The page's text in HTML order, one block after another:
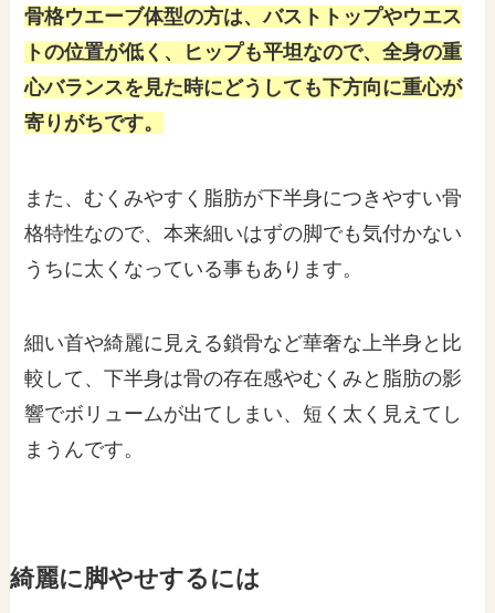
骨格ウエーブ体型の方は、バストトップやウエス
トの位置が低く、ヒップも平坦なので、全身の重
心バランスを見た時にどうしても下方向に重心が
寄りがちです。
また、むくみやすく脂肪が下半身につきやすい骨
格特性なので、本来細いはずの脚でも気付かない
うちに太くなっている事もあります。
細い首や綺麗に見える鎖骨など華奢な上半身と比
較して、下半身は骨の存在感やむくみと脂肪の影
響でボリュームが出てしまい、短く太く見えてし
まうんです。
綺麗に脚やせするには